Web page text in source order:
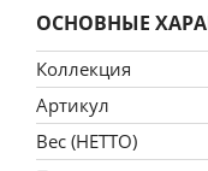
ОСНОВНЫЕ
Коллекция
Артикул
Вес (НЕТТО)